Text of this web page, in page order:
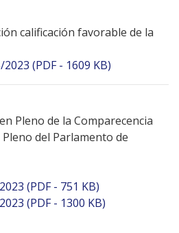
calificación favorable de la
(PDF - 1609 KB)
Pleno de la Comparecencia
Pleno del Parlamento de
(PDF - 751 KB)
(PDF - 1300 KB)